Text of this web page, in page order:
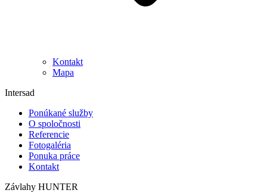
Kontakt
Mapa
Intersad
Ponúkané služby
O spoločnosti
Referencie
Fotogaléria
Ponuka práce
Kontakt
Závlahy HUNTER